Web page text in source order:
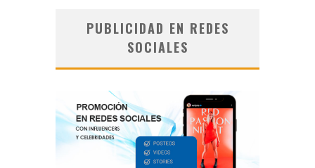
PUBLICIDAD EN REDES
SOCIALES